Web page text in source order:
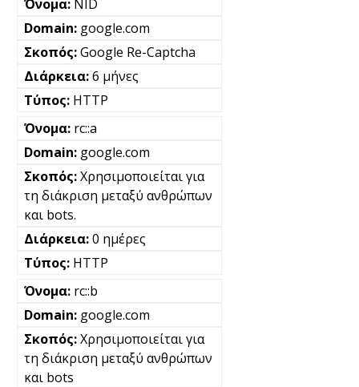
NID
google.com
Google Re-Captcha
6 μήνες
HTTP
rc::a
google.com
Χρησιμοποιείται για
τη διάκριση μεταξύ ανθρώπων
και bots.
0 ημέρες
HTTP
rc::b
google.com
Χρησιμοποιείται για
τη διάκριση μεταξύ ανθρώπων
και bots